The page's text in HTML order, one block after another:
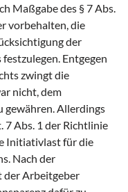
Maßgabe des § 7 Abs.
vorbehalten, die
der
Entgegen
zwingt die
nicht, dem
gewähren. Allerdings
Abs. 1 der Richtlinie
Initiativlast für die
Nach der
der Arbeitgeber